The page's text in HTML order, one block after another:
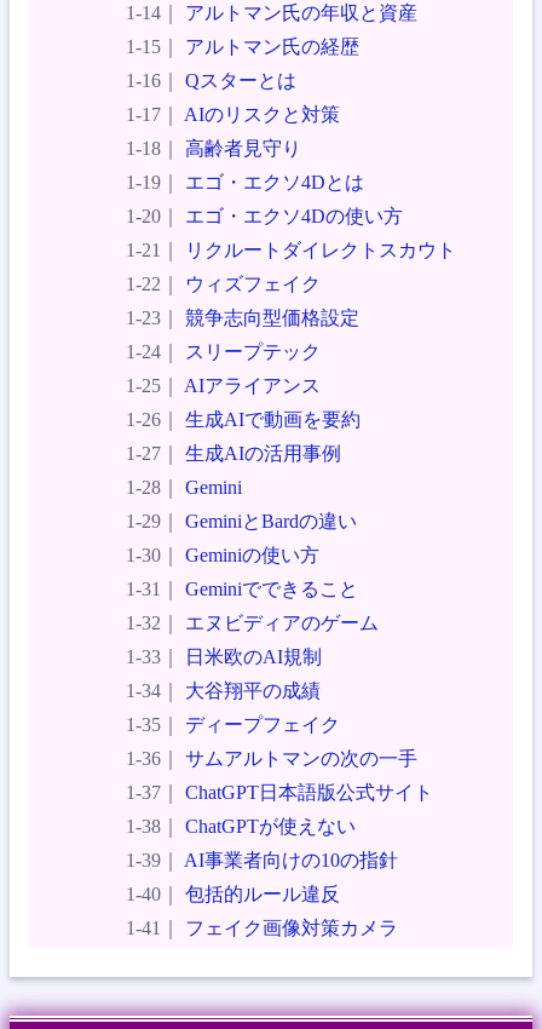
アルトマン氏の年収と資産
アルトマン氏の経歴
Qスターとは
AIのリスクと対策
高齢者見守り
エゴ・エクソ4Dとは
エゴ・エクソ4Dの使い方
リクルートダイレクトスカウト
ウィズフェイク
競争志向型価格設定
スリープテック
AIアライアンス
生成AIで動画を要約
生成AIの活用事例
Gemini
GeminiとBardの違い
Geminiの使い方
Geminiでできること
エヌビディアのゲーム
日米欧のAI規制
大谷翔平の成績
ディープフェイク
サムアルトマンの次の一手
ChatGPT日本語版公式サイト
ChatGPTが使えない
AI事業者向けの10の指針
包括的ルール違反
フェイク画像対策カメラ